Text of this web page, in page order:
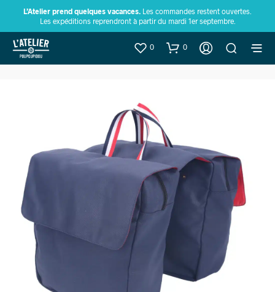
L’Atelier prend quelques vacances. Les commandes restent ouvertes.
Les expéditions reprendront à partir du mardi 1er septembre.
0 0